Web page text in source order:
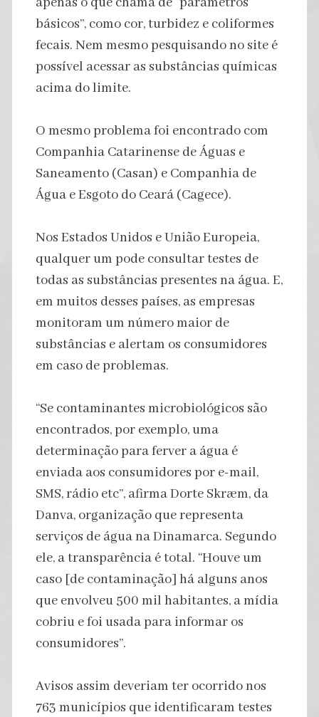
básicos”, como cor, turbidez e coliformes
fecais. Nem mesmo pesquisando no site é
possível acessar as substâncias químicas
acima do limite.
O mesmo problema foi encontrado com
Companhia Catarinense de Águas e
Saneamento (Casan) e Companhia de
Água e Esgoto do Ceará (Cagece).
Nos Estados Unidos e União Europeia,
qualquer um pode consultar testes de
todas as substâncias presentes na água. E,
em muitos desses países, as empresas
monitoram um número maior de
substâncias e alertam os consumidores
em caso de problemas.
“Se contaminantes microbiológicos são
encontrados, por exemplo, uma
determinação para ferver a água é
enviada aos consumidores por e-mail,
SMS, rádio etc”, afirma Dorte Skræm, da
Danva, organização que representa
serviços de água na Dinamarca. Segundo
ele, a transparência é total. “Houve um
caso [de contaminação] há alguns anos
que envolveu 500 mil habitantes, a mídia
cobriu e foi usada para informar os
consumidores”.
Avisos assim deveriam ter ocorrido nos
763 municípios que identificaram testes